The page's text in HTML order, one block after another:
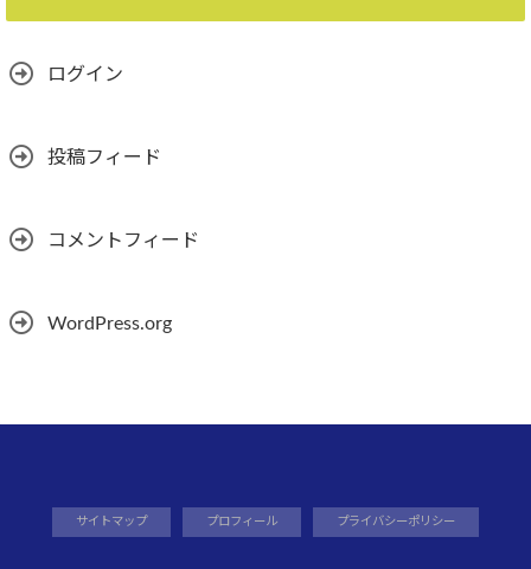
ログイン
投稿フィード
コメントフィード
WordPress.org
サイトマップ プロフィール プライバシーポリシー